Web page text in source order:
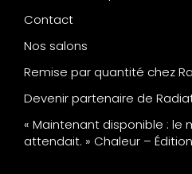
Contact
Nos salons
Remise par quantité chez
Devenir partenaire de
« Maintenant disponible : le
attendait. » Chaleur –